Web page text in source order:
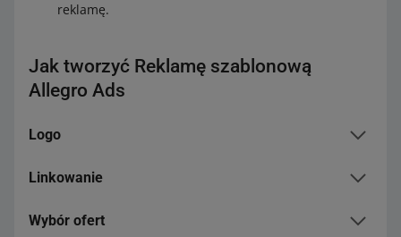
reklamę.
Jak tworzyć Reklamę szablonową
Allegro Ads
Logo
Aby promować logo, musisz mieć prawo do posługiwania
jako marka/producent/sklep – musisz mieć
Linkowanie
Link powinien kierować wyłącznie do Twoich ofert
Wybór ofert